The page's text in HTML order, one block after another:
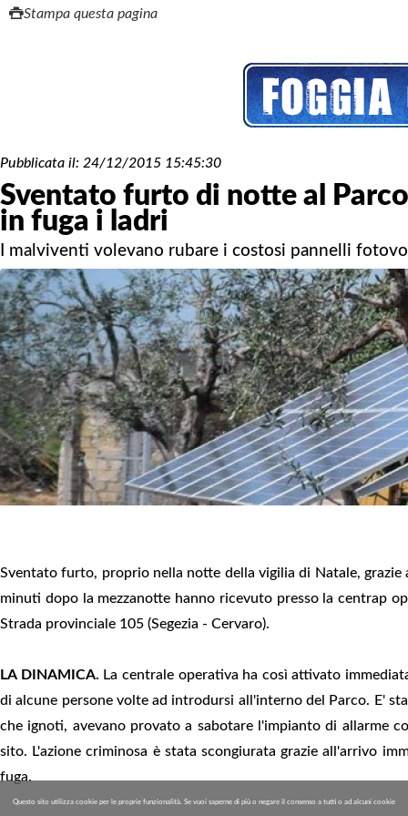
Questo sito utilizza cookie per le proprie funzionalità. Se vuoi saperne di più o negare il consenso a tutti o ad alcuni cookie
Stampa questa pagina
Pubblicata il: 24/12/2015 15:45:30
Sventato furto di notte al
in fuga i ladri
I malviventi volevano rubare i costosi pannelli
Sventato furto, proprio nella notte della vigilia di Natale,
minuti dopo la mezzanotte hanno ricevuto presso la centrap
Strada provinciale 105 (Segezia - Cervaro).
LA DINAMICA. La centrale operativa ha così attivato
di alcune persone volte ad introdursi all'interno del Parco. E'
che ignoti, avevano provato a sabotare l'impianto di allarme
sito. L'azione criminosa è stata scongiurata grazie all'arrivo
fuga.